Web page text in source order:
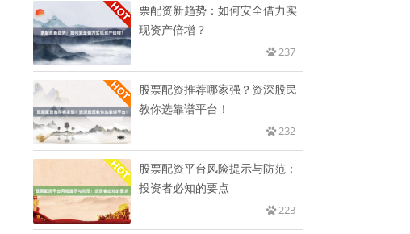
票配资新趋势：如何安全借力实
现资产倍增？
237
股票配资推荐哪家强？资深股民
教你选靠谱平台！
232
股票配资平台风险提示与防范：
投资者必知的要点
223